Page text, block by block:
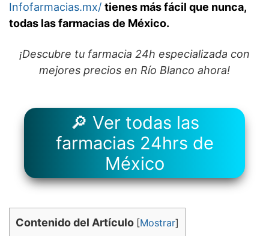
Infofarmacias.mx/ tienes más fácil que nunca,
todas las farmacias de México.
¡Descubre tu farmacia 24h especializada con
mejores precios en Río Blanco ahora!
🔎 Ver todas las
farmacias 24hrs de
México
Contenido del Artículo [Mostrar]